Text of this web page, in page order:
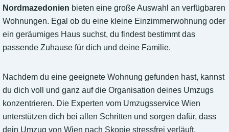
Nordmazedonien bieten eine große Auswahl an verfügbaren
Wohnungen. Egal ob du eine kleine Einzimmerwohnung oder
ein geräumiges Haus suchst, du findest bestimmt das
passende Zuhause für dich und deine Familie.
Nachdem du eine geeignete Wohnung gefunden hast, kannst
du dich voll und ganz auf die Organisation deines Umzugs
konzentrieren. Die Experten vom Umzugsservice Wien
unterstützen dich bei allen Schritten und sorgen dafür, dass
dein Umzug von Wien nach Skopje stressfrei verläuft.